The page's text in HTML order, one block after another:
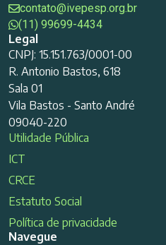
contato@ivepesp.org.br
(11) 99699-4434
Legal
CNPJ: 15.151.763/0001-00
R. Antonio Bastos, 618
Sala 01
Vila Bastos - Santo André
09040-220
Utilidade Pública
ICT
CRCE
Estatuto Social
Política de privacidade
Navegue